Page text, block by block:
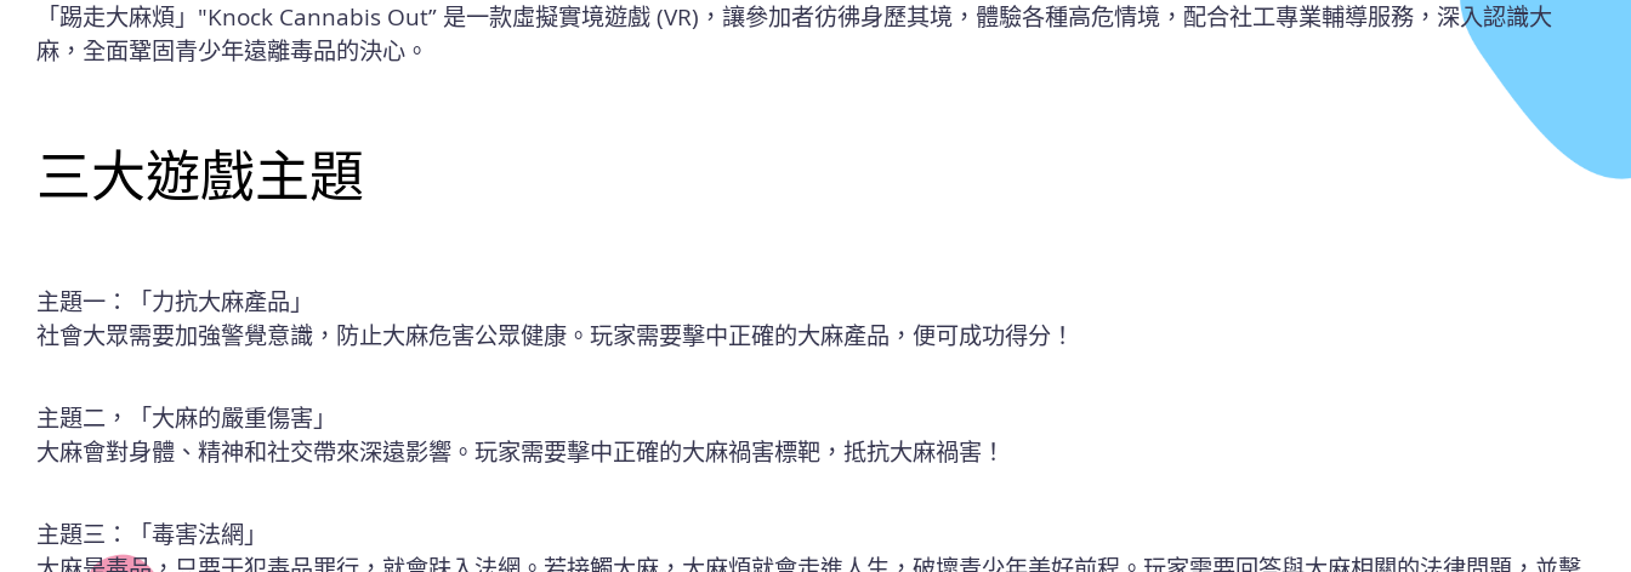
「踢走大麻煩」"Knock Cannabis Out” 是一款虛擬實境遊戲 (VR)，讓參加者彷彿身歷其境，體驗各種高危情境，配合社工專業輔導服務，深入認識大
麻，全面鞏固青少年遠離毒品的決心。
三大遊戲主題
主題一：「力抗大麻產品」
社會大眾需要加強警覺意識，防止大麻危害公眾健康。玩家需要擊中正確的大麻產品，便可成功得分！
主題二，「大麻的嚴重傷害」
大麻會對身體、精神和社交帶來深遠影響。玩家需要擊中正確的大麻禍害標靶，抵抗大麻禍害！
主題三：「毒害法網」